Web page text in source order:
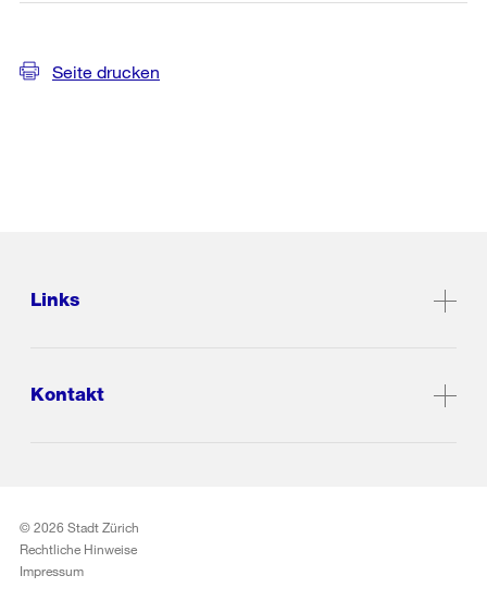
Seite drucken
Links
Kontakt
© 2026 Stadt Zürich
Rechtliche Hinweise
Impressum